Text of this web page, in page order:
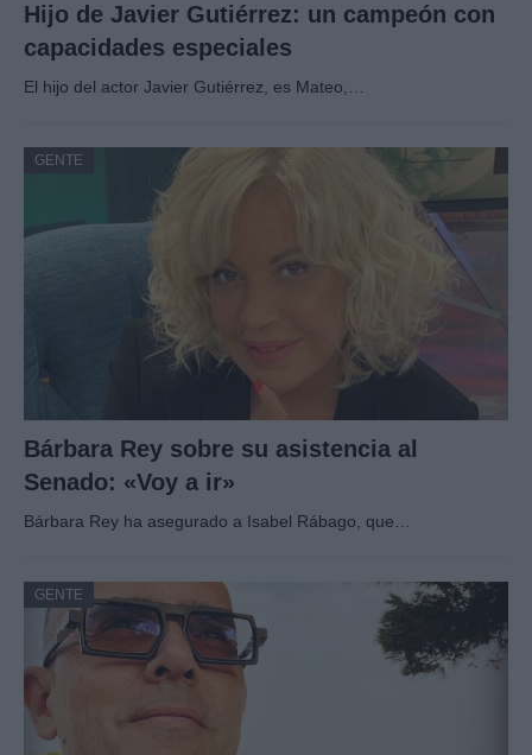
Hijo de Javier Gutiérrez: un campeón con
capacidades especiales
El hijo del actor Javier Gutiérrez, es Mateo,…
GENTE
Bárbara Rey sobre su asistencia al
Senado: «Voy a ir»
Bárbara Rey ha asegurado a Isabel Rábago, que…
GENTE